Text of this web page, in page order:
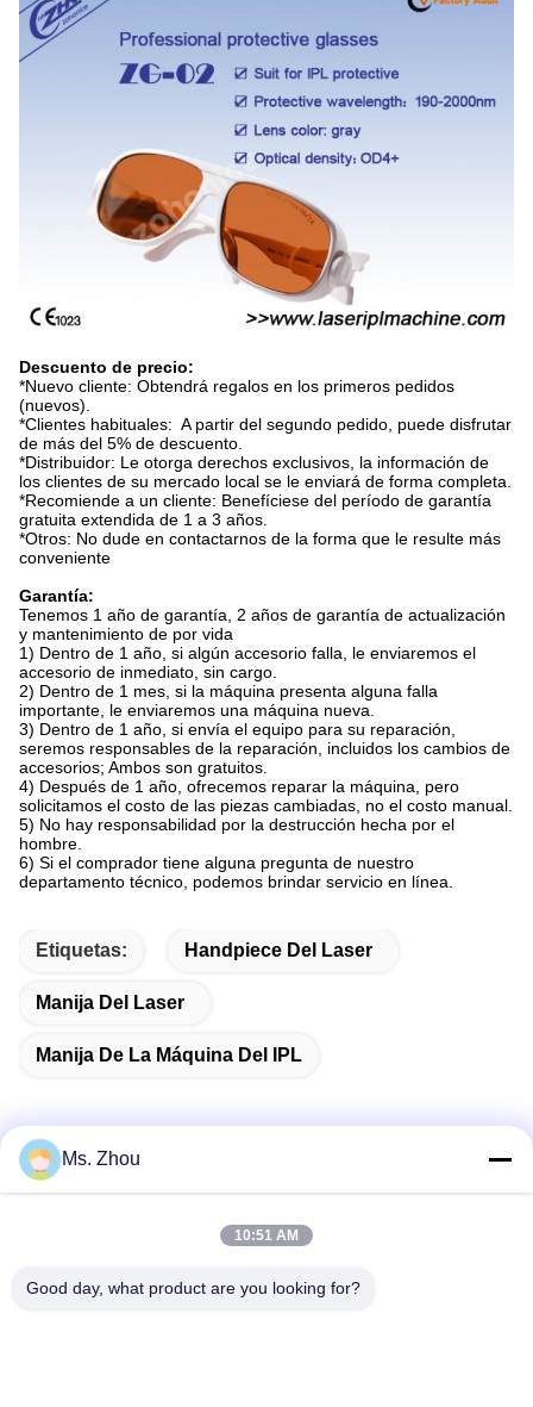
Descuento de precio:
*Nuevo cliente: Obtendrá regalos en los primeros pedidos
(nuevos).
*Clientes habituales: A partir del segundo pedido, puede disfrutar
de más del 5% de descuento.
*Distribuidor: Le otorga derechos exclusivos, la información de
los clientes de su mercado local se le enviará de forma completa.
*Recomiende a un cliente: Benefíciese del período de garantía
gratuita extendida de 1 a 3 años.
*Otros: No dude en contactarnos de la forma que le resulte más
conveniente
Garantía:
Tenemos 1 año de garantía, 2 años de garantía de actualización
y mantenimiento de por vida
1) Dentro de 1 año, si algún accesorio falla, le enviaremos el
accesorio de inmediato, sin cargo.
2) Dentro de 1 mes, si la máquina presenta alguna falla
importante, le enviaremos una máquina nueva.
3) Dentro de 1 año, si envía el equipo para su reparación,
seremos responsables de la reparación, incluidos los cambios de
accesorios; Ambos son gratuitos.
4) Después de 1 año, ofrecemos reparar la máquina, pero
solicitamos el costo de las piezas cambiadas, no el costo manual.
5) No hay responsabilidad por la destrucción hecha por el
hombre.
6) Si el comprador tiene alguna pregunta de nuestro
departamento técnico, podemos brindar servicio en línea.
Etiquetas: Handpiece Del Laser
Manija Del Laser
Manija De La Máquina Del IPL
Camino de No.58 Dazhuang, calle de TianGongYuan,
Ms. Zhou
10:51 AM
Good day, what product are you looking for?